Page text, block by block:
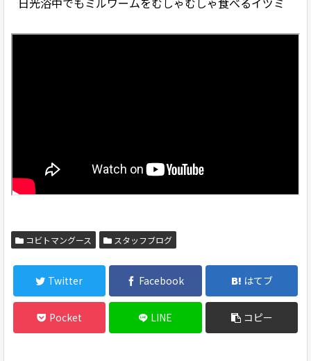
コビトマングース スタッフブログ
Twitter Facebook はてブ
Pocket LINE コピー